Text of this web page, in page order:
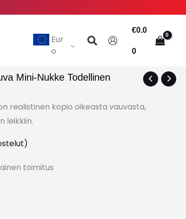
Eur
o
Hae
€0.0
0
Mini-Nukke Todellinen
realistinen kopio oikeasta vauvasta,
leikkiin.
toimitus